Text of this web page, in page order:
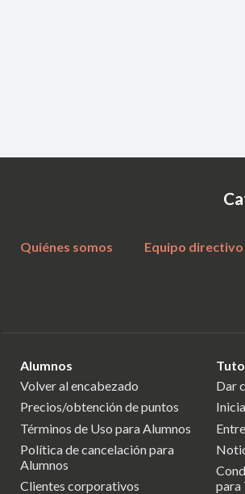
Quiénes somos Equipo directivo
Alumnos
Volver al encabezado
Precios/obtención de puntos
Términos de Uso para Alumnos
Política de cancelación para
Alumnos
Clientes corporativos
Dar
para